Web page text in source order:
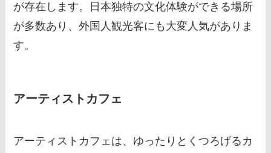
が存在します。日本独特の文化体験ができる場所
が多数あり、外国人観光客にも大変人気がありま
す。
アーティストカフェ
アーティストカフェは、ゆったりとくつろげるカ